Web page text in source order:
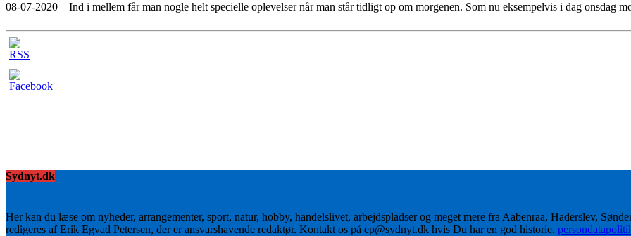
08-07-2020 – Ind i mellem får man nogle helt specielle oplevelser når man står tidligt op om morgenen. Som nu eksempelvis i dag onsdag
Sydnyt.dk
Her kan du læse om nyheder, arrangementer, sport, natur, hobby, handelslivet, arbejdspladser og meget mere fra Aabenraa, Haderslev,
redigeres af Erik Egvad Petersen, der er ansvarshavende redaktør. Kontakt os på ep@sydnyt.dk hvis Du har en god historie.